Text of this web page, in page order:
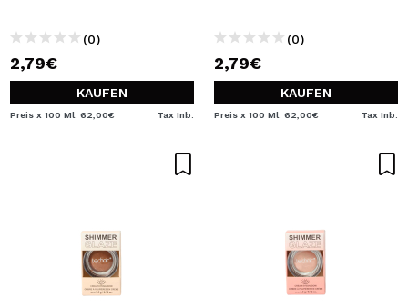
(0)
2,79€
KAUFEN
Preis x 100 Ml: 62,00€ Tax Inb.
(0)
2,79€
KAUFEN
Preis x 100 Ml: 62,00€ Tax Inb.